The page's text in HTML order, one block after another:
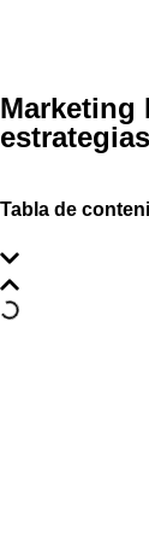
Marketing
estrategias
Tabla de